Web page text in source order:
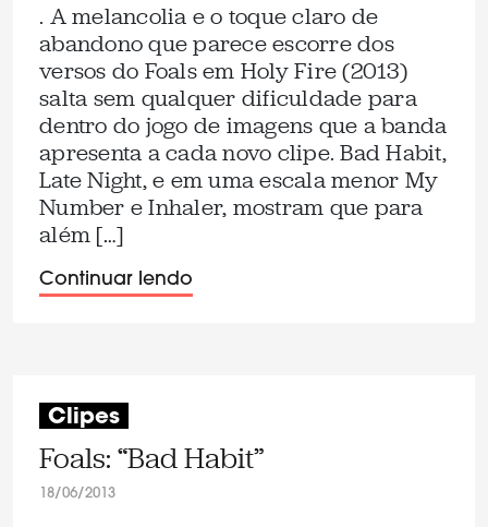
. A melancolia e o toque claro de
abandono que parece escorre dos
versos do Foals em Holy Fire (2013)
salta sem qualquer dificuldade para
dentro do jogo de imagens que a banda
apresenta a cada novo clipe. Bad Habit,
Late Night, e em uma escala menor My
Number e Inhaler, mostram que para
além […]
Continuar lendo
Clipes
Foals: “Bad Habit”
18/06/2013